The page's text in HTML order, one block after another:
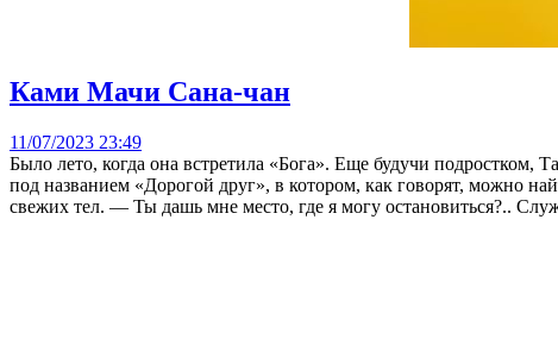
Ками Мачи Сана-чан
11/07/2023 23:49
Было лето, когда она встретила «Бога». Еще будучи подростком,
под названием «Дорогой друг», в котором, как говорят, можно
свежих тел. — Ты дашь мне место, где я могу остановиться?..